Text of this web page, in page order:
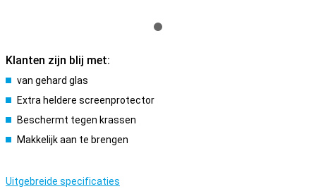
Klanten zijn blij met:
van gehard glas
Extra heldere screenprotector
Beschermt tegen krassen
Makkelijk aan te brengen
Uitgebreide specificaties